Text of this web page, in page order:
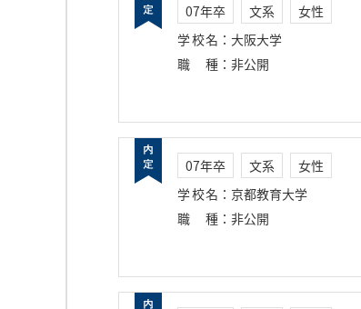
07年卒 文系
女性
学校名 ： 大阪大学
職種 ： 非公開
07年卒 文系
女性
学校名 ： 京都教育大学
職種 ： 非公開